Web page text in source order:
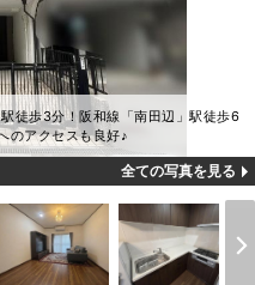
徒歩3分！阪和線「南田辺」駅徒歩6
のアクセスも良好♪
全ての写真を見る